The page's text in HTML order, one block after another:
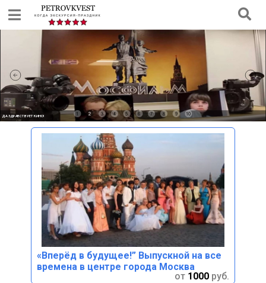
ДА ЗДРАВСТВУЕТ КИНО! 1 2 3 4 5 6 7 8 9 10
«Вперёд в будущее!” Выпускной на все
времена в центре города Москва
от 1000 руб.